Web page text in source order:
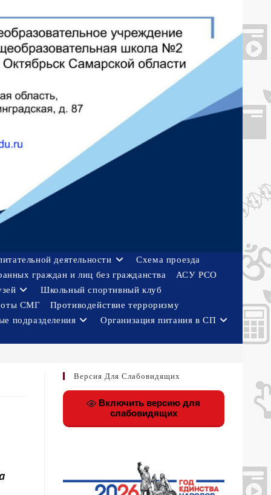
деятельности
Схема проезда
граждан и лиц без гражданства
АСУ РСО
Школьный спортивный клуб
СМГ
Противодействие терроризму
подразделения
Организация питания в СП
Версия Для Слабовидящих
Включить версию для
слабовидящих